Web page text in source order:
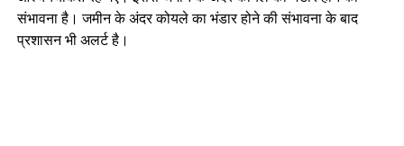
संभावना है। जमीन के अंदर कोयले का भंडार होने की संभावना के बाद
प्रशासन भी अलर्ट है।